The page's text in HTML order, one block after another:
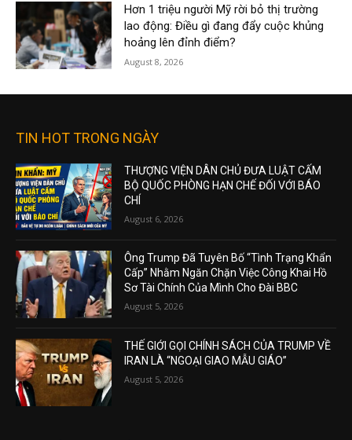
Hơn 1 triệu người Mỹ rời bỏ thị trường
lao động: Điều gì đang đẩy cuộc khủng
hoảng lên đỉnh điểm?
August 8, 2026
TIN HOT TRONG NGÀY
THƯỢNG VIỆN DÂN CHỦ ĐƯA LUẬT CẤM
BỘ QUỐC PHÒNG HẠN CHẾ ĐỐI VỚI BÁO
CHÍ
August 6, 2026
Ông Trump Đã Tuyên Bố “Tình Trạng Khẩn
Cấp” Nhằm Ngăn Chặn Việc Công Khai Hồ
Sơ Tài Chính Của Mình Cho Đài BBC
August 5, 2026
THẾ GIỚI GỌI CHÍNH SÁCH CỦA TRUMP VỀ
IRAN LÀ “NGOẠI GIAO MẪU GIÁO”
August 5, 2026